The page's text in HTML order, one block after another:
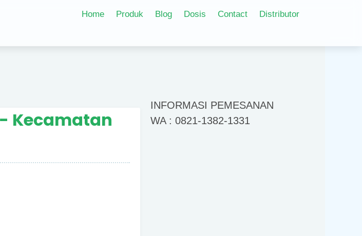
Home Produk Blog Dosis Contact Distributor
- Kecamatan
INFORMASI PEMESANAN
WA : 0821-1382-1331